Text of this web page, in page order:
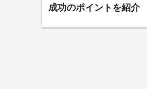
成功のポイントを紹介